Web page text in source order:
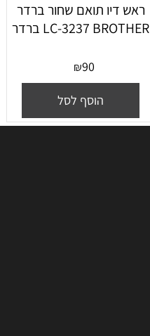
ראש דיו תואם שחור ברדר
LC-3237 BROTHER ברדר
₪90
הוסף לסל